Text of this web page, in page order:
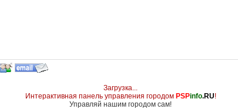
Загрузка...
Интерактивная панель управления городом PSPinfo.RU!
Управляй нашим городом сам!